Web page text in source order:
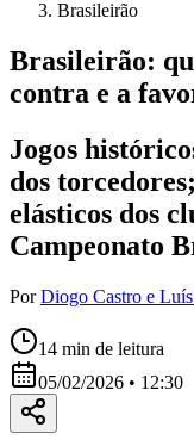
Brasileirão
Brasileirão:
contra e a
Jogos
dos
elásticos dos
Campeonato
Por Diogo Castro e
14 min de leitura
05/02/2026 • 12:30